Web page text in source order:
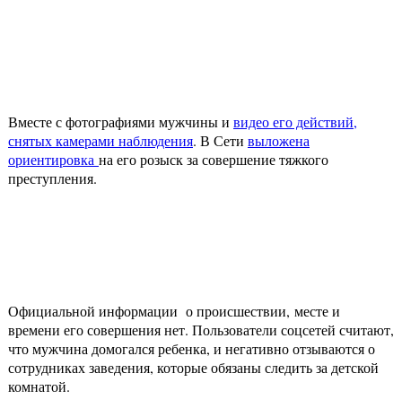
Вместе с фотографиями мужчины и видео его действий,
снятых камерами наблюдения. В Сети выложена
ориентировка на его розыск за совершение тяжкого
преступления.
Официальной информации о происшествии, месте и
времени его совершения нет. Пользователи соцсетей считают,
что мужчина домогался ребенка, и негативно отзываются о
сотрудниках заведения, которые обязаны следить за детской
комнатой.